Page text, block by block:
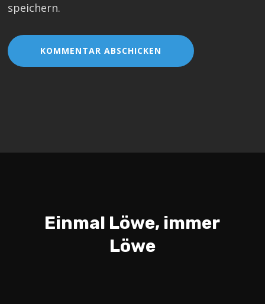
speichern.
Einmal Löwe, immer
Löwe